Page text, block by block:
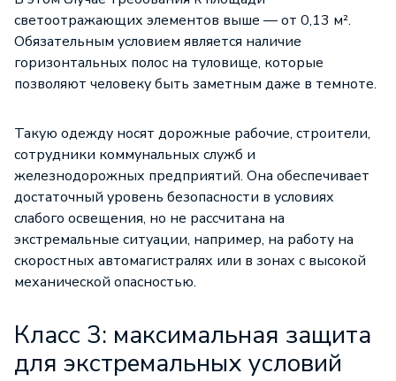
светоотражающих элементов выше — от 0,13 м².
Обязательным условием является наличие
горизонтальных полос на туловище, которые
позволяют человеку быть заметным даже в темноте.
Такую одежду носят дорожные рабочие, строители,
сотрудники коммунальных служб и
железнодорожных предприятий. Она обеспечивает
достаточный уровень безопасности в условиях
слабого освещения, но не рассчитана на
экстремальные ситуации, например, на работу на
скоростных автомагистралях или в зонах с высокой
механической опасностью.
Класс 3: максимальная защита
для экстремальных условий